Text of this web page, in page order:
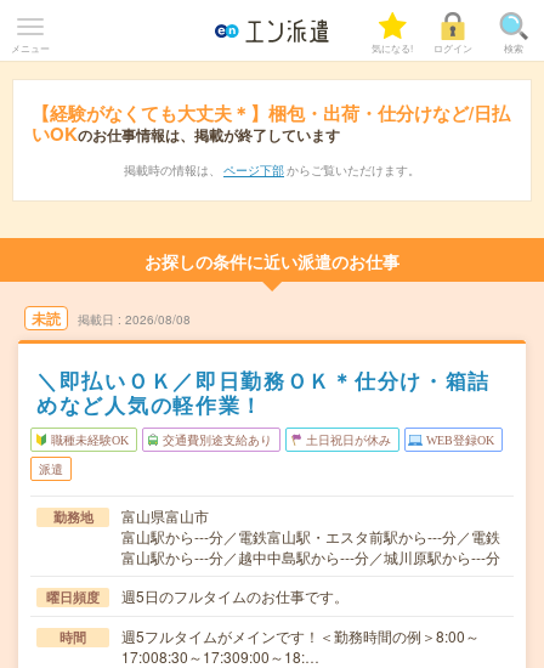
メニュー 気になる! ログイン 検索
【経験がなくても大丈夫＊】梱包・出荷・仕分けなど/日払
いOKのお仕事情報は、掲載が終了しています
掲載時の情報は、 ページ下部 からご覧いただけます。
お探しの条件に近い派遣のお仕事
未読 掲載日 2026/08/08
＼即払いＯＫ／即日勤務ＯＫ＊仕分け・箱詰
めなど人気の軽作業！
職種未経験OK 交通費別途支給あり 土日祝日が休み WEB登録OK
派遣
勤務地
富山県富山市
富山駅から---分／電鉄富山駅・エスタ前駅から---分／電鉄
富山駅から---分／越中中島駅から---分／城川原駅から---分
曜日頻度 週5日のフルタイムのお仕事です。
時間
週5フルタイムがメインです！＜勤務時間の例＞8:00～
17:008:30～17:309:00～18:…